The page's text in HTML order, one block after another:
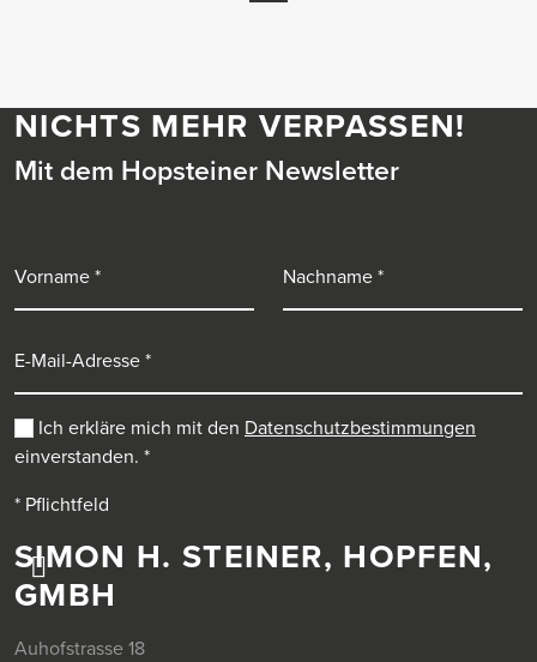
SIMON H. STEINER, HOPFEN,
GMBH
Auhofstrasse 18
NICHTS MEHR VERPASSEN!
Mit dem Hopsteiner Newsletter
Ich erkläre mich mit den Datenschutzbestimmungen
einverstanden. *
* Pflichtfeld